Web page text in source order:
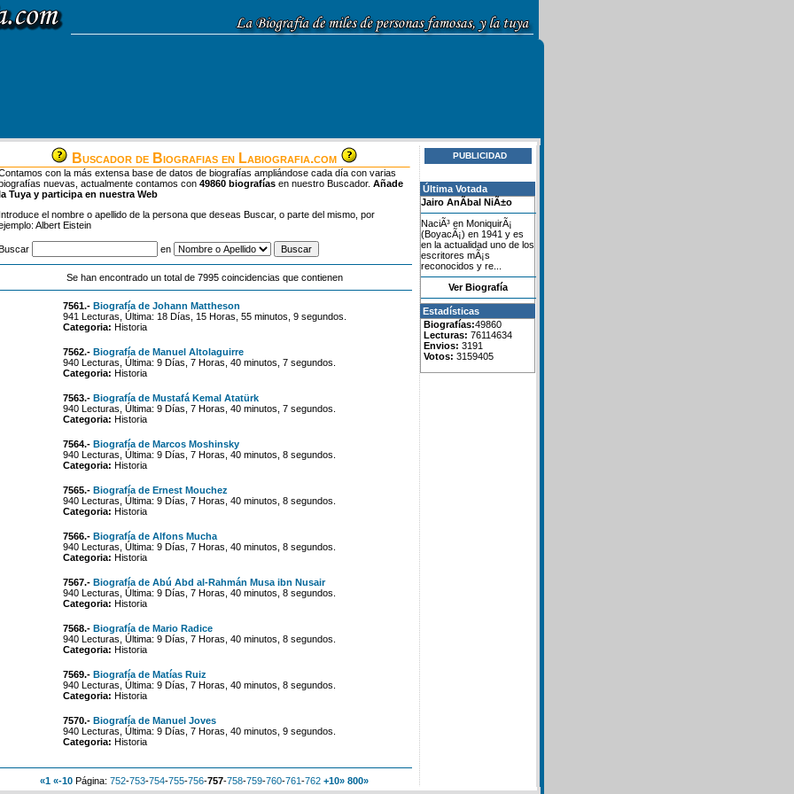
Buscador de Biografias en Labiografia.com
con la más extensa base de datos de biografías ampliándose cada día con varias
nuevas, actualmente contamos con 49860 biografías en nuestro Buscador. Añade
Tuya y participa en nuestra Web
Introduce el nombre o apellido de la persona que deseas Buscar, o parte del mismo, por
Albert Eistein
en
Se han encontrado un total de 7995 coincidencias que contienen
7561.- Biografía de Johann Mattheson
941 Lecturas, Última: 18 Días, 15 Horas, 55 minutos, 9 segundos.
Categoria: Historia
7562.- Biografía de Manuel Altolaguirre
940 Lecturas, Última: 9 Días, 7 Horas, 40 minutos, 7 segundos.
Categoria: Historia
7563.- Biografía de Mustafá Kemal Atatürk
940 Lecturas, Última: 9 Días, 7 Horas, 40 minutos, 7 segundos.
Categoria: Historia
7564.- Biografía de Marcos Moshinsky
940 Lecturas, Última: 9 Días, 7 Horas, 40 minutos, 8 segundos.
Categoria: Historia
7565.- Biografía de Ernest Mouchez
940 Lecturas, Última: 9 Días, 7 Horas, 40 minutos, 8 segundos.
Categoria: Historia
7566.- Biografía de Alfons Mucha
940 Lecturas, Última: 9 Días, 7 Horas, 40 minutos, 8 segundos.
Categoria: Historia
7567.- Biografía de Abú Abd al-Rahmán Musa ibn Nusair
940 Lecturas, Última: 9 Días, 7 Horas, 40 minutos, 8 segundos.
Categoria: Historia
7568.- Biografía de Mario Radice
940 Lecturas, Última: 9 Días, 7 Horas, 40 minutos, 8 segundos.
Categoria: Historia
7569.- Biografía de Matías Ruiz
940 Lecturas, Última: 9 Días, 7 Horas, 40 minutos, 8 segundos.
Categoria: Historia
7570.- Biografía de Manuel Joves
940 Lecturas, Última: 9 Días, 7 Horas, 40 minutos, 9 segundos.
Categoria: Historia
«1 «-10 Página: 752-753-754-755-756-757-758-759-760-761-762 +10» 800»
PUBLICIDAD
Última Votada
Jairo AnÃ­bal NiÃ±o
NaciÃ³ en MoniquirÃ¡
(BoyacÃ¡) en 1941 y es
en la actualidad uno de los
escritores mÃ¡s
reconocidos y re...
Ver Biografía
Estadísticas
Biografías:49860
Lecturas: 76114634
Envios: 3191
Votos: 3159405